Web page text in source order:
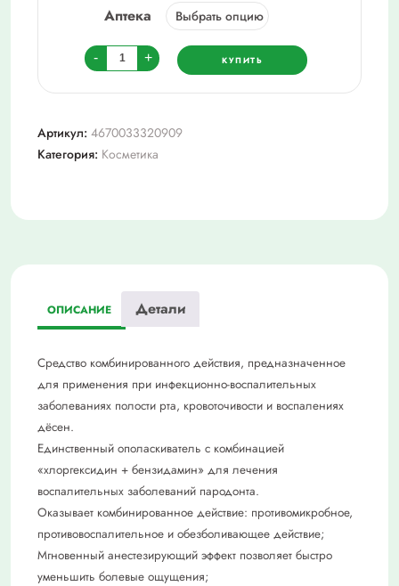
Аптека
-
Количество
товара
Асепта
ополаскиватель
250
+ КУПИТЬ
Артикул: 4670033320909
Категория: Косметика
ОПИСАНИЕ Детали
Средство комбинированного действия, предназначенное
для применения при инфекционно-воспалительных
заболеваниях полости рта, кровоточивости и воспалениях
дёсен.
Единственный ополаскиватель с комбинацией
«хлоргексидин + бензидамин» для лечения
воспалительных заболеваний пародонта.
Оказывает комбинированное действие: противомикробное,
противовоспалительное и обезболивающее действие;
Мгновенный анестезирующий эффект позволяет быстро
уменьшить болевые ощущения;